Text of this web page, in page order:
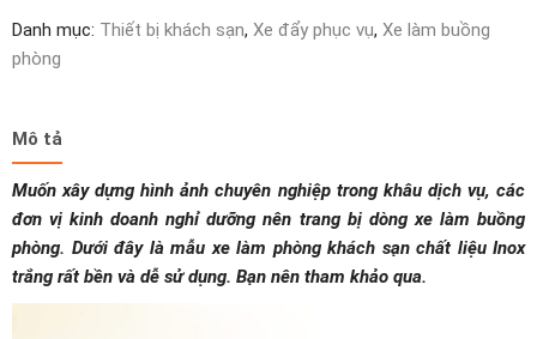
dọn
buồng
số
lượng
Danh mục: Thiết bị khách sạn, Xe đẩy phục vụ, Xe làm buồng
phòng
Mô tả
Muốn xây dựng hình ảnh chuyên nghiệp trong khâu dịch vụ, các
đơn vị kinh doanh nghỉ dưỡng nên trang bị dòng xe làm buồng
phòng. Dưới đây là mẫu xe làm phòng khách sạn chất liệu Inox
trắng rất bền và dễ sử dụng. Bạn nên tham khảo qua.